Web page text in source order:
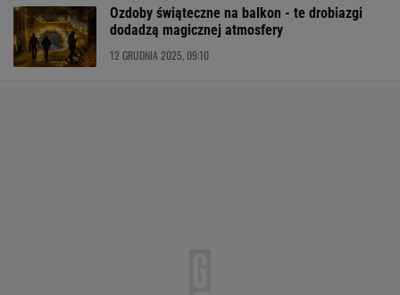
Ozdoby świąteczne na balkon - te drobiazgi
dodadzą magicznej atmosfery
12 GRUDNIA 2025, 09:10